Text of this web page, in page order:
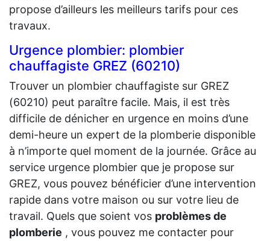
propose d’ailleurs les meilleurs tarifs pour ces
travaux.
Urgence plombier: plombier
chauffagiste GREZ (60210)
Trouver un plombier chauffagiste sur GREZ
(60210) peut paraître facile. Mais, il est très
difficile de dénicher en urgence en moins d’une
demi-heure un expert de la plomberie disponible
à n’importe quel moment de la journée. Grâce au
service urgence plombier que je propose sur
GREZ, vous pouvez bénéficier d’une intervention
rapide dans votre maison ou sur votre lieu de
travail. Quels que soient vos problèmes de
plomberie , vous pouvez me contacter pour